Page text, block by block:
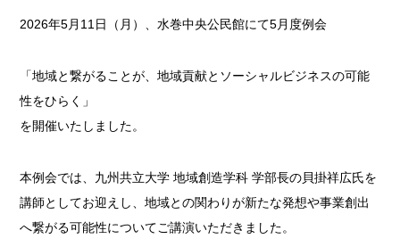
2026年5月11日（月）、水巻中央公民館にて5月度例会
「地域と繋がることが、地域貢献とソーシャルビジネスの可能
性をひらく」
を開催いたしました。
本例会では、九州共立大学 地域創造学科 学部長の貝掛祥広氏を
講師としてお迎えし、地域との関わりが新たな発想や事業創出
へ繋がる可能性についてご講演いただきました。